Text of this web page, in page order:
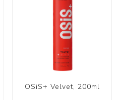
OSiS+ Velvet, 200ml